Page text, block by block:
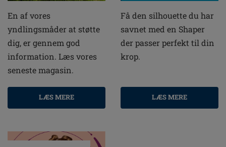
En af vores
yndlingsmåder at støtte
dig, er gennem god
information. Læs vores
seneste magasin.
LÆS MERE
Få den silhouette du har
savnet med en Shaper
der passer perfekt til din
krop.
LÆS MERE